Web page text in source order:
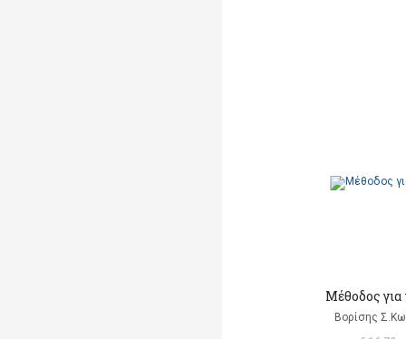
Μέθοδος
Βορίσης